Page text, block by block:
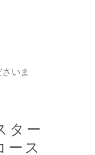
いま
ター
ース